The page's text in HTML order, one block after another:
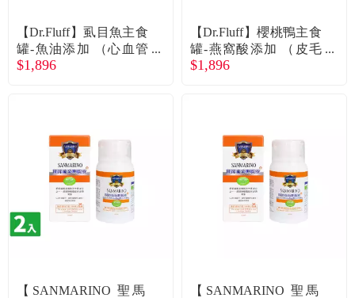
【Dr.Fluff】虱目魚主食
罐-魚油添加 （心血管
保健） （80g*24/箱）
$1,896
【Dr.Fluff】櫻桃鴨主食
罐-燕窩酸添加 （皮毛
保健） （80g*24/箱）
$1,896
【SANMARINO 聖馬 【SANMARINO 聖馬